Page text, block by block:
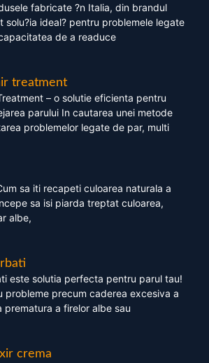
fabricate ?n Italia, din brandul
solu?ia ideal? pentru problemele legate
de a readuce
treatment
– o solutie eficienta pentru
parului In cautarea unei metode
problemelor legate de par, multi
sa iti recapeti culoarea naturala a
sa isi piarda treptat culoarea,
albe,
este solutia perfecta pentru parul tau!
probleme precum caderea excesiva a
prematura a firelor albe sau
crema